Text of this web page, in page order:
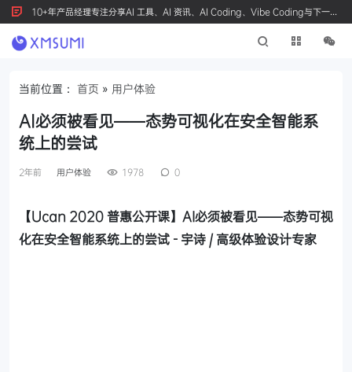
10+年产品经理专注分享AI 工具、AI 资讯、AI Coding、Vibe Coding与下一代
产品创新，按 Ctrl+D 收藏我们
当前位置： 首页 » 用户体验
AI必须被看见——态势可视化在安全智能系
统上的尝试
2年前 用户体验 1978 0
【Ucan 2020 普惠公开课】AI必须被看见——态势可视
化在安全智能系统上的尝试 - 宇诗 / 高级体验设计专家